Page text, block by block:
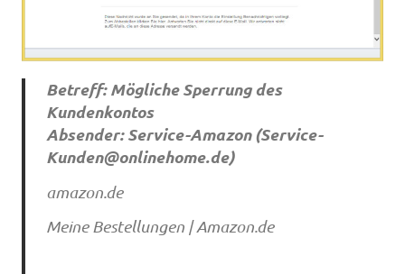
Betreff: Mögliche Sperrung des
Kundenkontos
Absender: Service-Amazon (Service-
Kunden@onlinehome.de)
amazon.de
Meine Bestellungen | Amazon.de